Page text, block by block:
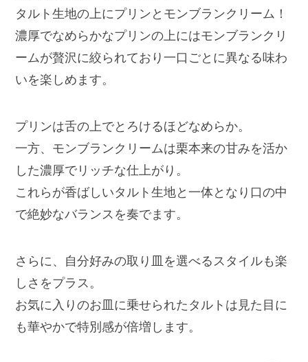
タルト生地の上にプリンとモンブランクリーム！
濃厚でなめらかなプリンの上にはモンブランクリ
ームが贅沢に絞られており一口ごとに異なる味わ
いを楽しめます。
プリンは舌の上でとろけるほどなめらか。
一方、モンブランクリームは栗本来の甘みを活か
した濃厚でリッチな仕上がり。
これらが香ばしいタルト生地と一体となり口の中
で絶妙なバランスを奏でます。
さらに、自分好みの取り皿を選べるスタイルも楽
しさをプラス。
お気に入りのお皿に乗せられたタルトは見た目に
も華やかで特別感が倍増します。